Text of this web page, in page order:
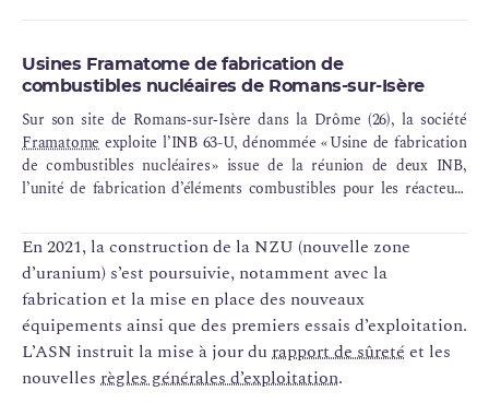
Usines Framatome de fabrication de
combustibles nucléaires de Romans-sur-Isère
Sur son site de Romans‑sur‑Isère dans la Drôme (26), la société
Framatome exploite l’INB 63-U, dénommée « Usine de fabrication
de combustibles nucléaires » issue de la réunion de deux INB,
l’unité de fabrication d’éléments combustibles pour les réacteurs
nucléaires destinés aux
(ex‑INB 98).
En 2021, la construction de la NZU (nouvelle zone
d’uranium) s’est poursuivie, notamment avec la
fabrication et la mise en place des nouveaux
équipements ainsi que des premiers essais d’exploitation.
L’ASN instruit la mise à jour durapport de sûreté et les
nouvelles règles générales d’exploitation.